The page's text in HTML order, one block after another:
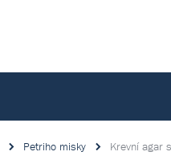
Petriho misky Krevní agar